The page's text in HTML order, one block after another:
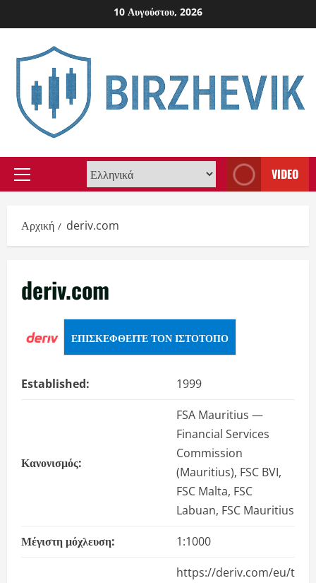
to
10 Αυγούστου, 2026
Primary
VIDEO
Αρχική deriv.com
deriv.com
ΕΠΙΣΚΕΦΘΕΊΤΕ ΤΟΝ ΙΣΤΌΤΟΠΟ
Established: 1999
Κανονισμός:
FSA Mauritius —
Financial Services
Commission
(Mauritius), FSC BVI,
FSC Malta, FSC
Labuan, FSC Mauritius
Μέγιστη μόχλευση:
1:1000
https://deriv.com/eu/t